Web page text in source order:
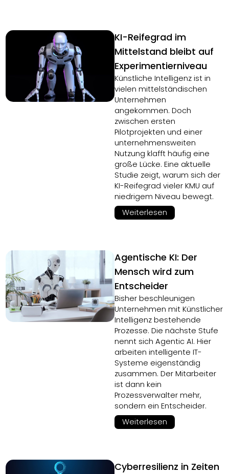
KI-Reifegrad im
Mittelstand bleibt auf
Experimentierniveau
Künstliche Intelligenz ist in
vielen mittelständischen
Unternehmen
angekommen. Doch
zwischen ersten
Pilotprojekten und einer
unternehmensweiten
Nutzung klafft häufig eine
große Lücke. Eine aktuelle
Studie zeigt, warum sich der
KI-Reifegrad vieler KMU auf
niedrigem Niveau bewegt.
Weiterlesen
Agentische KI: Der
Mensch wird zum
Entscheider
Bisher beschleunigen
Unternehmen mit Künstlicher
Intelligenz bestehende
Prozesse. Die nächste Stufe
nennt sich Agentic AI. Hier
arbeiten intelligente IT-
Systeme eigenständig
zusammen. Der Mitarbeiter
ist dann kein
Prozessverwalter mehr,
sondern ein Entscheider.
Weiterlesen
Cyberresilienz in Zeiten